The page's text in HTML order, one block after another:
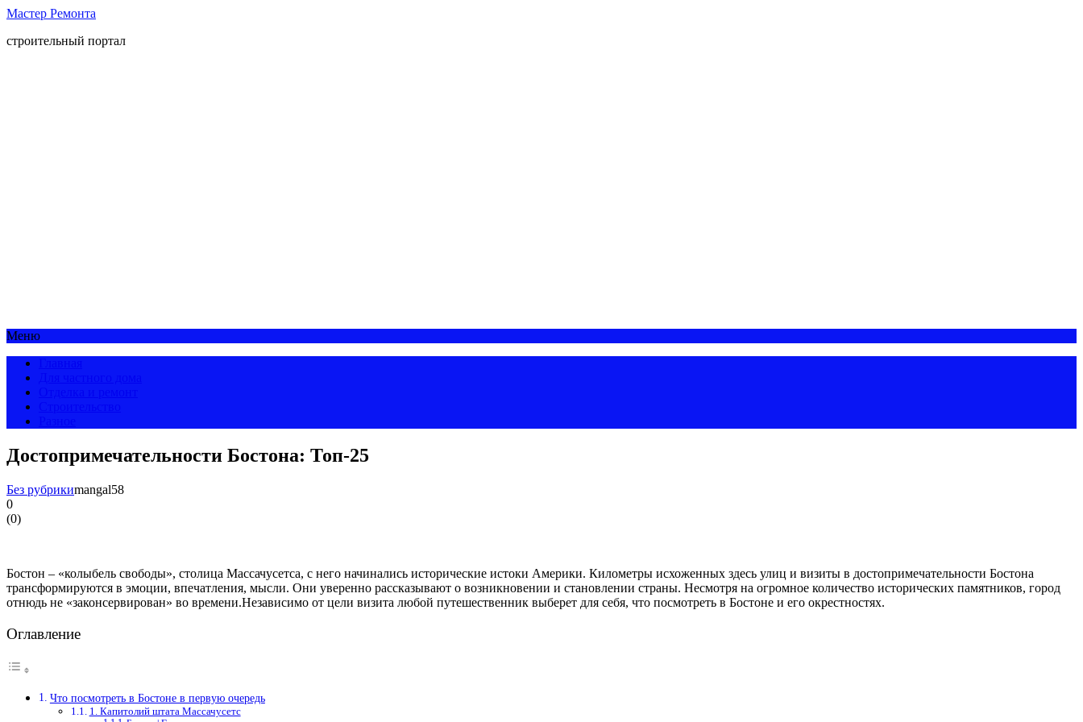
Мастер Ремонта
строительный портал
Меню
Достопримечательности Бостона: Топ-25
Без рубрикиmangal58
0
(0)
Бостон – «колыбель свободы», столица Массачусетса, с него начинались исторические истоки Америки. Километры исхоженных здесь улиц и визиты в достопримечательности Бостона
трансформируются в эмоции, впечатления, мысли. Они уверенно рассказывают о возникновении и становлении страны. Несмотря на огромное количество исторических памятников, город
отнюдь не «законсервирован» во времени.Независимо от цели визита любой путешественник выберет для себя, что посмотреть в Бостоне и его окрестностях.
Оглавление
Что посмотреть в Бостоне в первую очередь
1. Капитолий штата Массачусетс